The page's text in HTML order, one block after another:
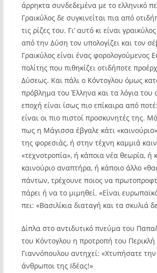
άρρηκτα συνδεδεμένα με το ελληνικό
Γραικύλος δε συγκινείται πια από
τις ρίζες του. Γι’ αυτό κι είναι
από την Δύση τον υπολογίζει και τον
Γραικύλος είναι ένας φορολογούμενος
πολίτης που πιθηκίζει οτιδήποτε
Δύσεως. Και πάλι ο Κόντογλου όμως
πρόβλημα του Έλληνα και τα λόγια του
εποχή είναι ίσως πιο επίκαιρα από
είναι οι πιο πιστοί προσκυνητές της.
πως η Μάγισσα έβγαλε κάτι
της φορεσιάς, ή στην τέχνη καμμιά
«τεχνοτροπία», ή κάποια νέα θεωρία, ή
καινούριο αναπτήρα, ή κάποιο άλλο
πάντων, τρέχουνε ποιος να
πάρει ή να το μιμηθεί. «Είναι
πει: «Βασιλίκια διαταγή και τα σκυλιά
Δίπλα στο αντιδυτικό πνεύμα του
του Κόντογλου η προτροπή του Περικλή
Γιαννόπουλου αντηχεί: «Χτυπήσατε
άνθρωποι της Ιδέας!»